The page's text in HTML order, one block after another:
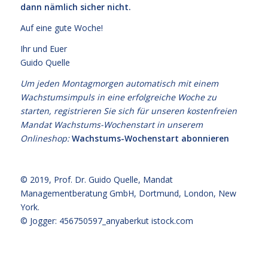
dann nämlich sicher nicht.
Auf eine gute Woche!
Ihr und Euer
Guido Quelle
Um jeden Montagmorgen automatisch mit einem
Wachstumsimpuls in eine erfolgreiche Woche zu
starten, registrieren Sie sich für unseren kostenfreien
Mandat Wachstums-Wochenstart in unserem
Onlineshop:Wachstums-Wochenstart abonnieren
© 2019, Prof. Dr. Guido Quelle, Mandat
Managementberatung GmbH, Dortmund, London, New
York.
© Jogger: 456750597_anyaberkut istock.com